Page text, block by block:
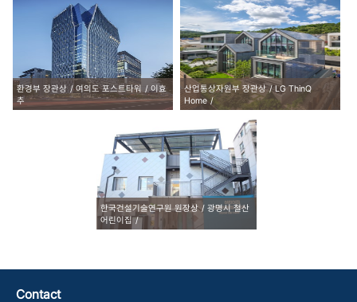
환경부 장관상 여의도 포스트타워
이효
추
산업통상자원부 장관상
LG ThinQ
Home
한국건설기술연구원 원장상
광명시 철산
어린이집
Contact